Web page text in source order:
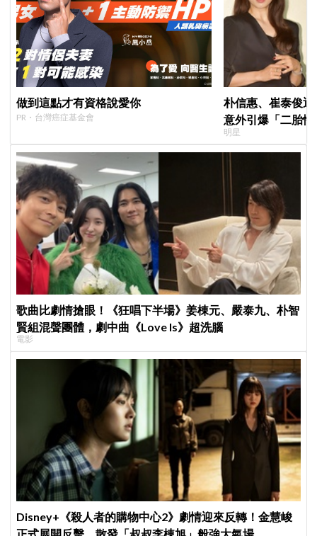
做到這點才有資格說愛你
PR・台灣癌症基金會
朴信惠、崔泰俊
意外引爆「二胎
明星
歌曲比劇情搶眼！《狂唱下半場》姜棟元、嚴泰九、朴智
賢組混聲團體，劇中曲《Love Is》超洗腦
電影
Disney+《殺人者的購物中心2》劇情迎來反轉！金慧峻